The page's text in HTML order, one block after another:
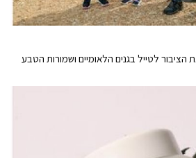
הציבור לטייל בגנים הלאומיים ושמורות הטבע